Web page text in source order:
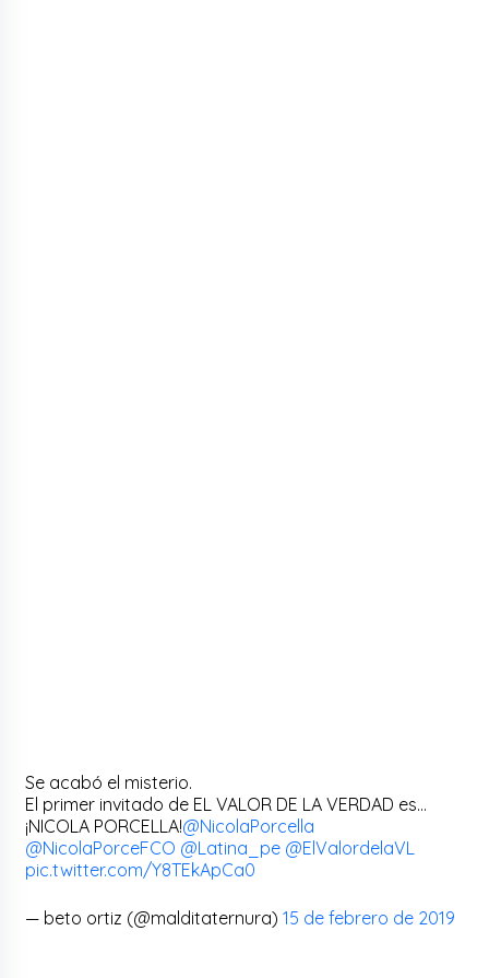
Se acabó el misterio.
El primer invitado de EL VALOR DE LA VERDAD es…
¡NICOLA PORCELLA!@NicolaPorcella
@NicolaPorceFCO @Latina_pe @ElValordelaVL
pic.twitter.com/Y8TEkApCa0
— beto ortiz (@malditaternura)15 de febrero de 2019